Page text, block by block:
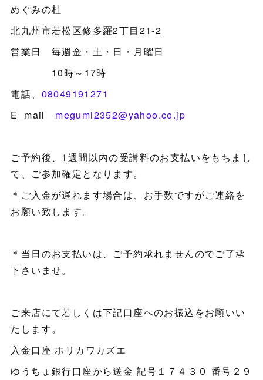
めぐみの杜
北九州市若松区修多羅2丁目21-2
営業日 毎週金・土・日・月曜日
10時～17時
電話、 08049191271
E‗mail megumi2352@yahoo.co.jp
ご予約後、1週間以内の受講料のお支払いをもちまし
て、ご参加確定となります。
＊ご入金が遅れます場合は、お手数ですがご連絡を
お願い致します。
＊当日のお支払いは、ご予約承れませんのでご了承
下さいませ。
ご来店にて若しくは下記口座へのお振込をお願いい
たします。
入金口座 ホリカワカズエ
ゆうちょ銀行口座から送金 記号１７４３０ 番号２９